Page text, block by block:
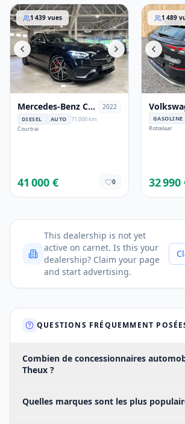
Mercedes-Benz C 220
1 439 vues
Mercedes-Benz C
220
2022
DIESEL AUTO
71,000 km
Courtrai
41 000 € 0
1 489
GASOLINE
Rotselaar
32 990
This dealership is not yet
active on carnet. Is this your
dealership? Claim your page
and start advertising.
QUESTIONS FRÉQUEMMENT
Combien de concessionnaires
Theux ?
Quelles marques sont les plus